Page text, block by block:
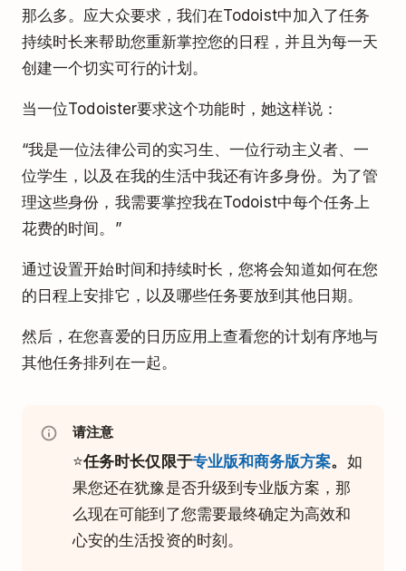
那么多。应大众要求，我们在Todoist中加入了任务
持续时长来帮助您重新掌控您的日程，并且为每一天
创建一个切实可行的计划。
当一位Todoister要求这个功能时，她这样说：
“我是一位法律公司的实习生、一位行动主义者、一
位学生，以及在我的生活中我还有许多身份。为了管
理这些身份，我需要掌控我在Todoist中每个任务上
花费的时间。”
通过设置开始时间和持续时长，您将会知道如何在您
的日程上安排它，以及哪些任务要放到其他日期。
然后，在您喜爱的日历应用上查看您的计划有序地与
其他任务排列在一起。
请注意
⭐️任务时长仅限于专业版和商务版方案。 如
果您还在犹豫是否升级到专业版方案，那
么现在可能到了您需要最终确定为高效和
心安的生活投资的时刻。